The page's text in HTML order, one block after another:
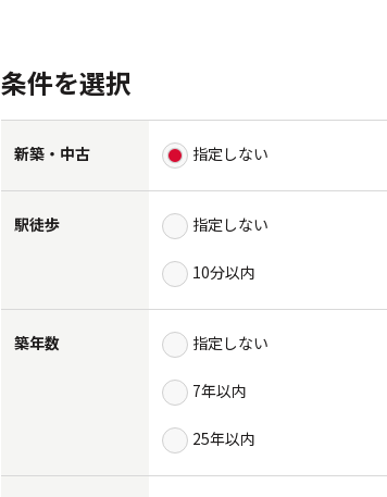
条件を選択
新築・中古 指定しない
駅徒歩 指定しない
10分以内
築年数 指定しない
7年以内
25年以内